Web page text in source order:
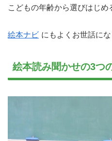
こどもの年齢から選びはじめ
絵本ナビ にもよくお世話にな
絵本読み聞かせの3つ